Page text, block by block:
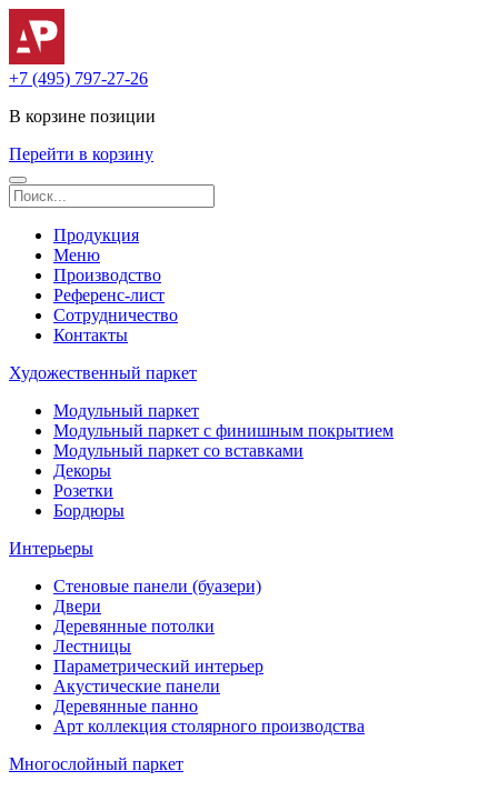
+7 (495) 797-27-26
В корзине позиции
Перейти в корзину
Продукция
Меню
Производство
Референс-лист
Сотрудничество
Контакты
Художественный паркет
Модульный паркет
Модульный паркет с финишным покрытием
Модульный паркет со вставками
Декоры
Розетки
Бордюры
Интерьеры
Стеновые панели (буазери)
Двери
Деревянные потолки
Лестницы
Параметрический интерьер
Акустические панели
Деревянные панно
Арт коллекция столярного производства
Многослойный паркет